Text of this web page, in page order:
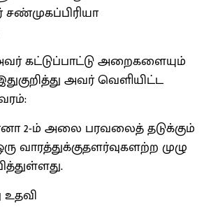
கட்டுப்பாட்டு அறைகளையும்
அவர் வெளியிட்ட
2-ம் அலை பரவலைத் தடுக்கும்
வாரத்துக்குதளர்வுகளற்ற முழு